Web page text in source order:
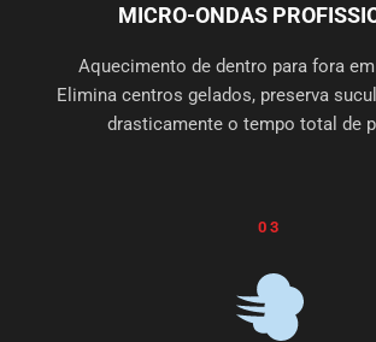
MICRO-ONDAS
Aquecimento de dentro para fora
Elimina centros gelados, preserva
drasticamente o tempo total de
03